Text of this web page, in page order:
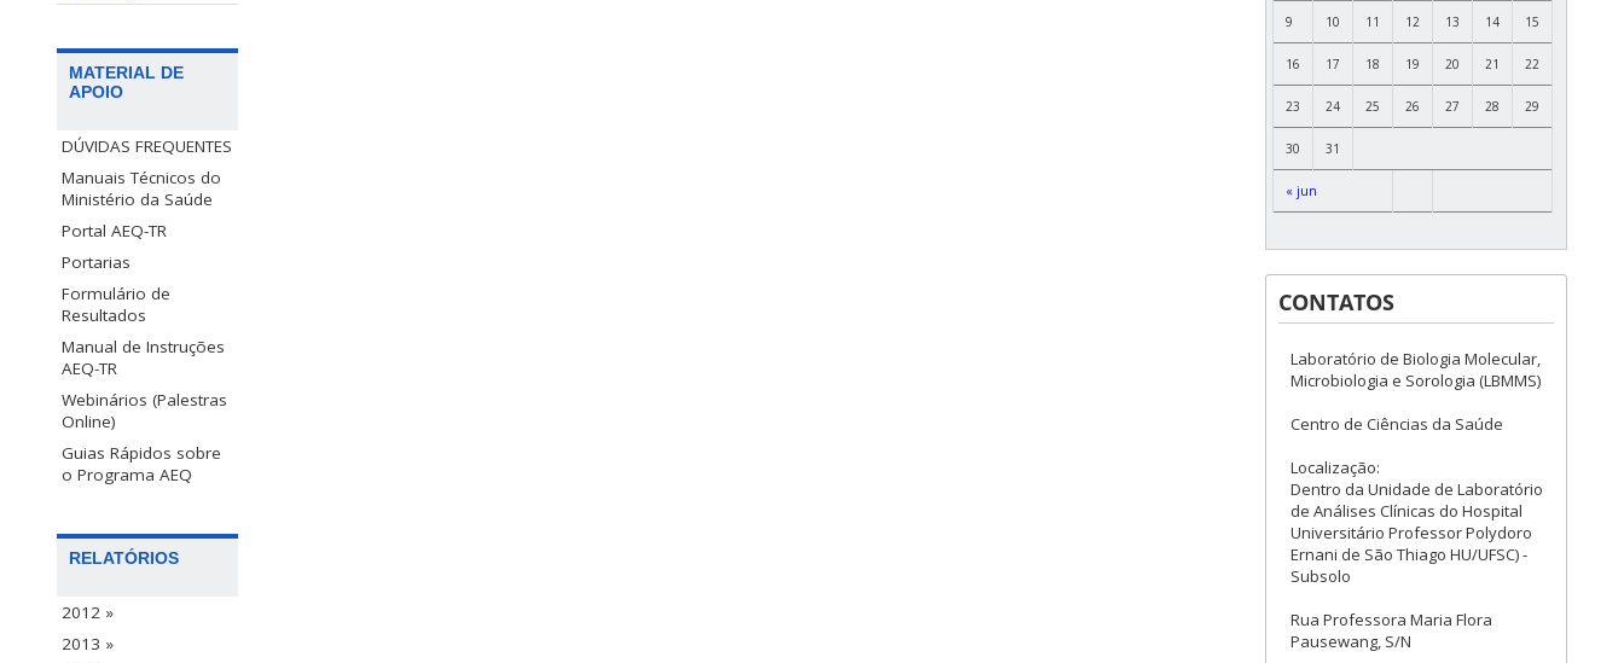
MATERIAL DE
APOIO
DÚVIDAS FREQUENTES
Manuais Técnicos do
Ministério da Saúde
Portal AEQ-TR
Portarias
Formulário de
Resultados
Manual de Instruções
AEQ-TR
Webinários (Palestras
Online)
Guias Rápidos sobre
o Programa AEQ
RELATÓRIOS
2012 »
2013 »
« jun
9 10 11 12 13 14 15
16 17 18 19 20 21 22
23 24 25 26 27 28 29
30 31
CONTATOS
Laboratório de Biologia Molecular,
Microbiologia e Sorologia (LBMMS)
Centro de Ciências da Saúde
Localização:
Dentro da Unidade de Laboratório
de Análises Clínicas do Hospital
Universitário Professor Polydoro
Ernani de São Thiago HU/UFSC) -
Subsolo
Rua Professora Maria Flora
Pausewang, S/N